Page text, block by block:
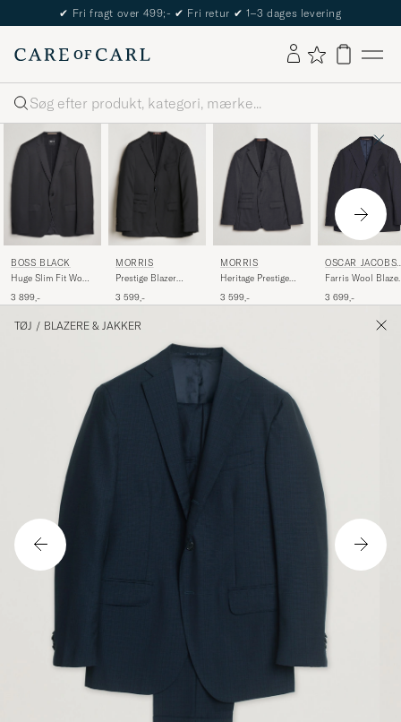
✔ Fri fragt over 499;- ✔ Fri retur ✔ 1–3 dages levering
Søg
BOSS BLACK
Huge Slim Fit Wool
3 899,-
MORRIS
Prestige Blazer
3 599,-
MORRIS
Heritage Prestige
3 599,-
OSCAR
N
Farris Wool Blazer
3 699,-
TØJ / BLAZERE & JAKKER